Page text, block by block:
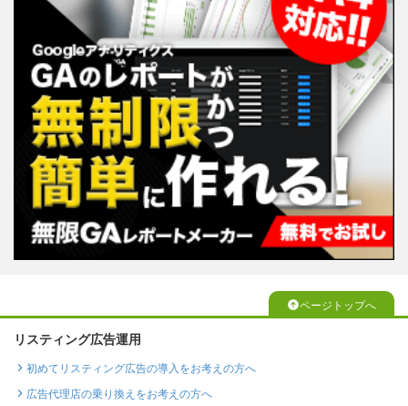
ページトップへ
リスティング広告運用
初めてリスティング広告の導入をお考えの方へ
広告代理店の乗り換えをお考えの方へ